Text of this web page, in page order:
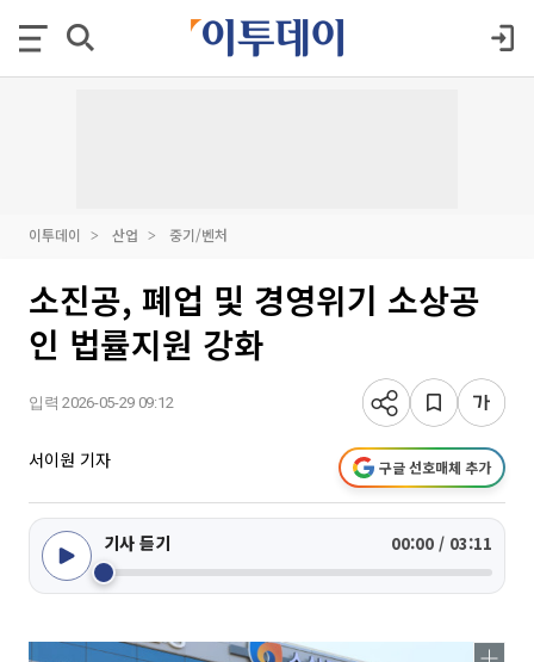
이투데이 산업 중기/벤처
소진공, 폐업 및 경영위기 소상공
인 법률지원 강화
입력 2026-05-29 09:12
서이원 기자 구글 선호매체 추가
기사 듣기 00:00 / 03:11